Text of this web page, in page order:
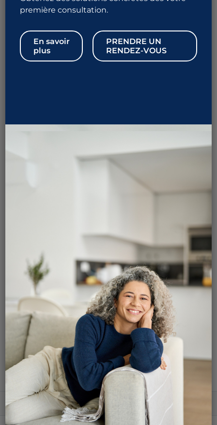
L’hyperplasie bénigne de la prostate (HBP)
est l’augmentation de la taille de la prostate
causée par une prolifération des cellules
dans la prostate. L’HBP est une affection non
cancéreuse et provoque des envies
fréquentes d’uriner, sensation de vidange
incomplète, incontinence par regorgement
ou infections. Plusieurs options
thérapeutiques existent pour réduire le
volume prostatique.
Contactez-nous pour soulager vos
symptômes d’hypertrophie prostatique.
Accès rapide
première consultation.
En savoir
plus
PRENDRE UN
RENDEZ-VOUS